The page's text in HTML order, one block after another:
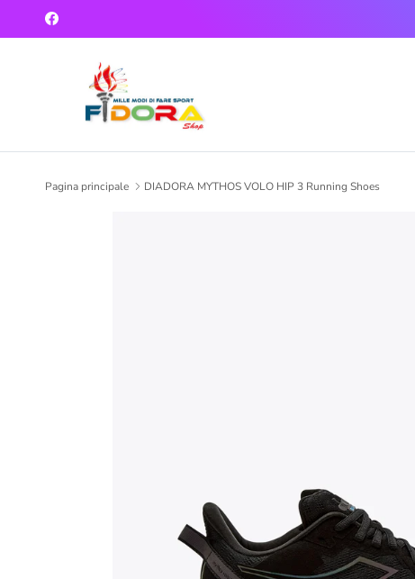
Passa ai contenuti
Facebook
Pagina principale DIADORA MYTHOS VOLO HIP 3 Running Shoes